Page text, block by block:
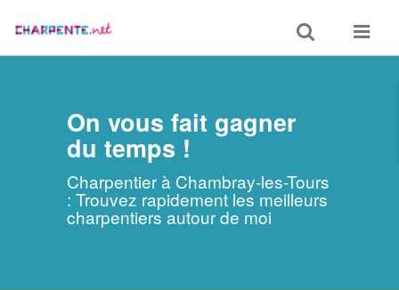
Toggle
search
Toggle
On vous fait gagner
du temps !
Charpentier à Chambray-les-Tours
: Trouvez rapidement les meilleurs
charpentiers autour de moi